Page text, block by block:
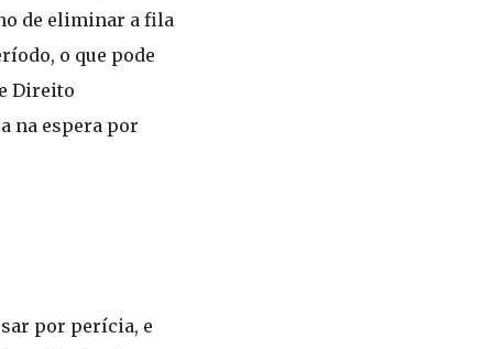
de eliminar a fila
o que pode
Direito
na espera por
por perícia, e